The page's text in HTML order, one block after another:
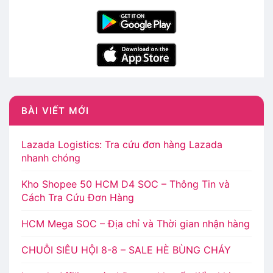
BÀI VIẾT MỚI
Lazada Logistics: Tra cứu đơn hàng Lazada
nhanh chóng
Kho Shopee 50 HCM D4 SOC – Thông Tin và
Cách Tra Cứu Đơn Hàng
HCM Mega SOC – Địa chỉ và Thời gian nhận hàng
CHUỖI SIÊU HỘI 8-8 – SALE HÈ BÙNG CHÁY